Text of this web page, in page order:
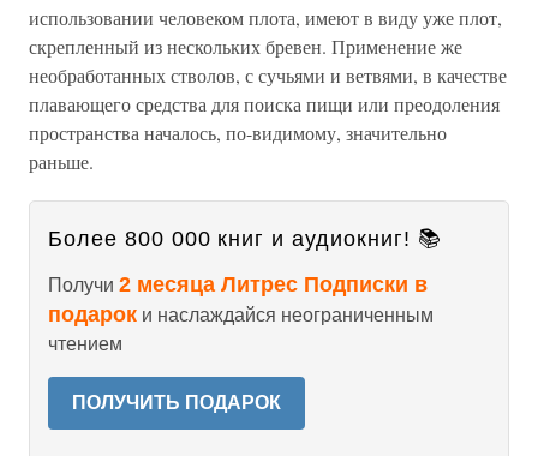
использовании человеком плота, имеют в виду уже плот,
скрепленный из нескольких бревен. Применение же
необработанных стволов, с сучьями и ветвями, в качестве
плавающего средства для поиска пищи или преодоления
пространства началось, по-видимому, значительно
раньше.
Более 800 000 книг и аудиокниг! 📚
Получи 2 месяца Литрес Подписки в
подарок и наслаждайся неограниченным
чтением
ПОЛУЧИТЬ ПОДАРОК